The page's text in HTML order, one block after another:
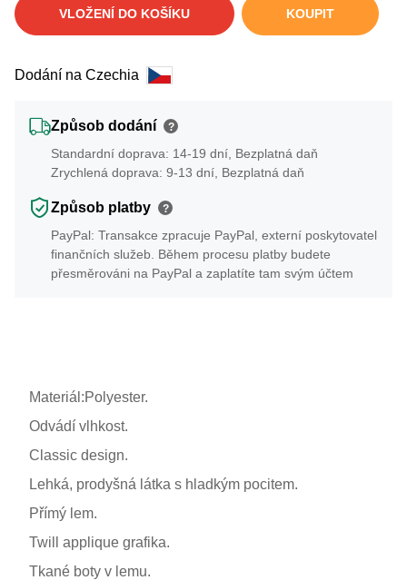
VLOŽENÍ DO KOŠÍKU KOUPIT
Dodání na Czechia
Způsob dodání ?
Standardní doprava: 14-19 dní, Bezplatná daň
Zrychlená doprava: 9-13 dní, Bezplatná daň
Způsob platby ?
PayPal: Transakce zpracuje PayPal, externí poskytovatel
finančních služeb. Během procesu platby budete
přesměrováni na PayPal a zaplatíte tam svým účtem
Materiál:Polyester.
Odvádí vlhkost.
Classic design.
Lehká, prodyšná látka s hladkým pocitem.
Přímý lem.
Twill applique grafika.
Tkané boty v lemu.